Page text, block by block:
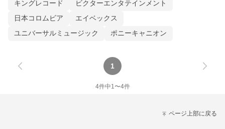
キングレコード
ビクターエンタテインメント
日本コロムビア
エイベックス
ユニバーサルミュージック
ポニーキャニオン
1
4件中1〜4件
ページ上部に戻る